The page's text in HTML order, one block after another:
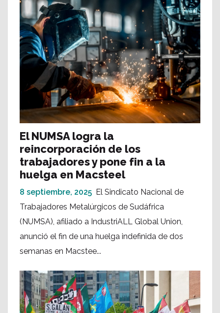
El NUMSA logra la
reincorporación de los
trabajadores y pone fin a la
huelga en Macsteel
8 septiembre, 2025 El Sindicato Nacional de
Trabajadores Metalúrgicos de Sudáfrica
(NUMSA), afiliado a IndustriALL Global Union,
anunció el fin de una huelga indefinida de dos
semanas en Macstee...